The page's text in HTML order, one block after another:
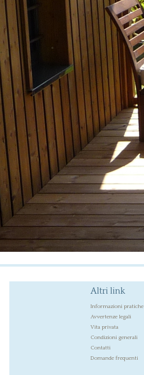
Altri link
Informazioni pratiche
Avvertenze legali
Vita privata
Condizioni generali
Contatti
Domande frequenti